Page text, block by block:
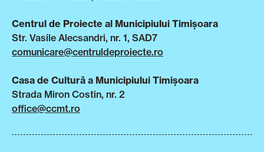
Centrul de Proiecte al Municipiului Timișoara
Str. Vasile Alecsandri, nr. 1, SAD7
comunicare@centruldeproiecte.ro
Casa de Cultură a Municipiului Timișoara
Strada Miron Costin, nr. 2
office@ccmt.ro